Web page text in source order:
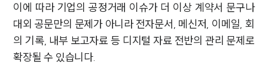
이에 따라 기업의 공정거래 이슈가 더 이상 계약서 문구나
대외 공문만의 문제가 아니라 전자문서, 메신저, 이메일, 회
의 기록, 내부 보고자료 등 디지털 자료 전반의 관리 문제로
확장될 수 있습니다.